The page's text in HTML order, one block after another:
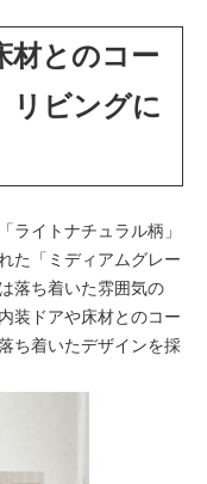
材とのコー
リビングに
ライトナチュラル柄」
た「ミディアムグレー
落ち着いた雰囲気の
装ドアや床材とのコー
ち着いたデザインを採